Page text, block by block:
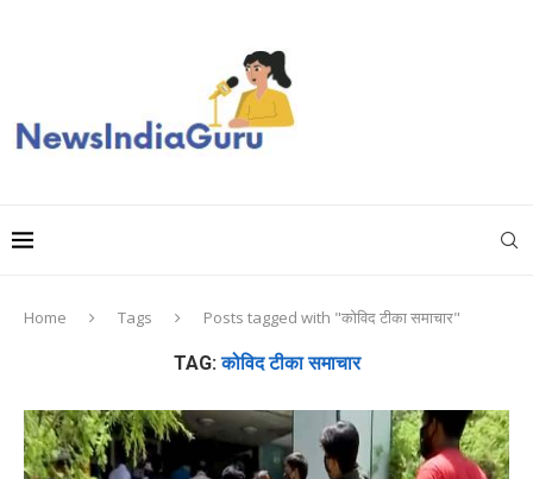
Home Tags Posts tagged with "कोविद टीका समाचार"
TAG:कोविद टीका समाचार